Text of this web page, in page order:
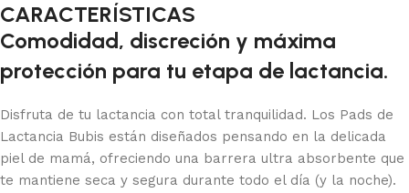
CARACTERÍSTICAS
Comodidad, discreción y máxima
protección para tu etapa de lactancia.
Disfruta de tu lactancia con total tranquilidad. Los Pads de
Lactancia Bubis están diseñados pensando en la delicada
piel de mamá, ofreciendo una barrera ultra absorbente que
te mantiene seca y segura durante todo el día (y la noche).